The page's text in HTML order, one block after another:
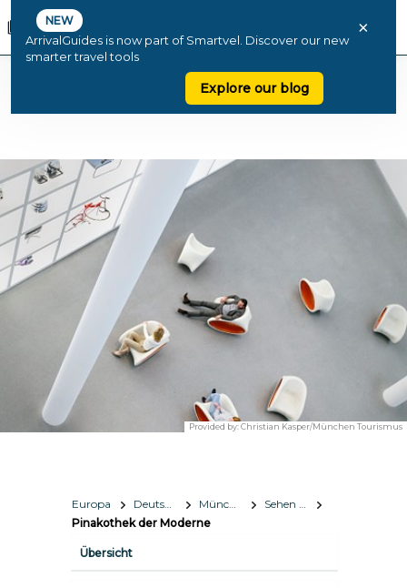
NEW
ArrivalGuides is now part of Smartvel. Discover our new
smarter travel tools
Explore our blog
×
Provided by:Christian Kasper/München Tourismus
Europa Deutschland München
Sehen & Erleben
Pinakothek der Moderne
Übersicht